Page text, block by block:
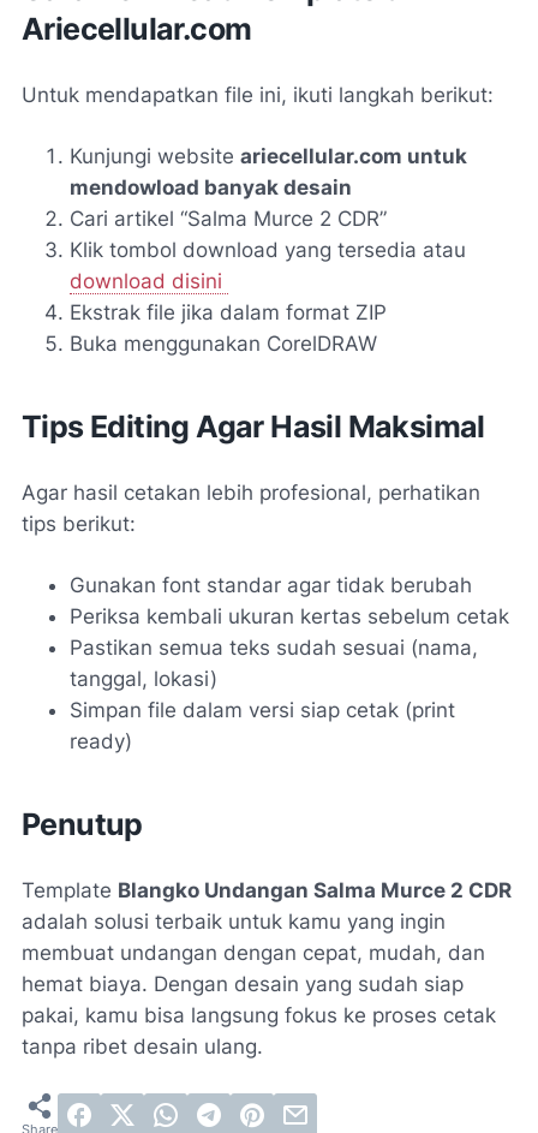
Ariecellular.com
Untuk mendapatkan file ini, ikuti langkah berikut:
Kunjungi website ariecellular.com untuk
mendowload banyak desain
Cari artikel “Salma Murce 2 CDR”
Klik tombol download yang tersedia atau
download disini
Ekstrak file jika dalam format ZIP
Buka menggunakan CorelDRAW
Tips Editing Agar Hasil Maksimal
Agar hasil cetakan lebih profesional, perhatikan
tips berikut:
Gunakan font standar agar tidak berubah
Periksa kembali ukuran kertas sebelum cetak
Pastikan semua teks sudah sesuai (nama,
tanggal, lokasi)
Simpan file dalam versi siap cetak (print
ready)
Penutup
Template Blangko Undangan Salma Murce 2 CDR
adalah solusi terbaik untuk kamu yang ingin
membuat undangan dengan cepat, mudah, dan
hemat biaya. Dengan desain yang sudah siap
pakai, kamu bisa langsung fokus ke proses cetak
tanpa ribet desain ulang.